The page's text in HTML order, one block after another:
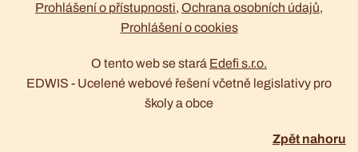
Prohlášení o přístupnosti Ochrana osobních údajů
Prohlášení o cookies
O tento web se stará Edefi s.r.o.
EDWIS - Ucelené webové řešení včetně legislativy pro
školy a obce
Zpět nahoru